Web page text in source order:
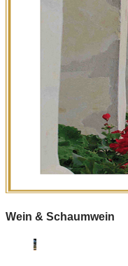
Wein & Schaumwein